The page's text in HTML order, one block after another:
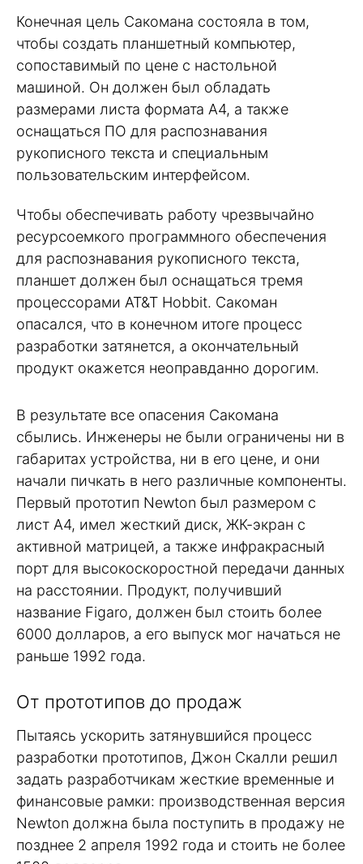
Конечная цель Сакомана состояла в том,
чтобы создать планшетный компьютер,
сопоставимый по цене с настольной
машиной. Он должен был обладать
размерами листа формата А4, а также
оснащаться ПО для распознавания
рукописного текста и специальным
пользовательским интерфейсом.
Чтобы обеспечивать работу чрезвычайно
ресурсоемкого программного обеспечения
для распознавания рукописного текста,
планшет должен был оснащаться тремя
процессорами AT&T Hobbit. Сакоман
опасался, что в конечном итоге процесс
разработки затянется, а окончательный
продукт окажется неоправданно дорогим.
В результате все опасения Сакомана
сбылись. Инженеры не были ограничены ни в
габаритах устройства, ни в его цене, и они
начали пичкать в него различные компоненты.
Первый прототип Newton был размером с
лист А4, имел жесткий диск, ЖК-экран с
активной матрицей, а также инфракрасный
порт для высокоскоростной передачи данных
на расстоянии. Продукт, получивший
название Figaro, должен был стоить более
6000 долларов, а его выпуск мог начаться не
раньше 1992 года.
От прототипов до продаж
Пытаясь ускорить затянувшийся процесс
разработки прототипов, Джон Скалли решил
задать разработчикам жесткие временные и
финансовые рамки: производственная версия
Newton должна была поступить в продажу не
позднее 2 апреля 1992 года и стоить не более